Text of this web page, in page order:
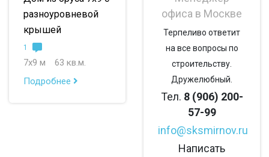
разноуровневой
крышей
1
7х9 м
63 кв.м.
Подробнее
офиса в Москве
Терпеливо ответит
на все вопросы по
строительству.
Дружелюбный.
Тел. 8 (906) 200-
57-99
info@sksmirnov.ru
Написать